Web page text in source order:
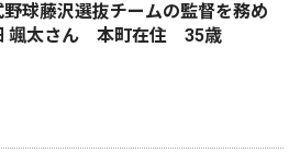
野球藤沢選抜チームの監督を務め
颯太さん 本町在住 35歳